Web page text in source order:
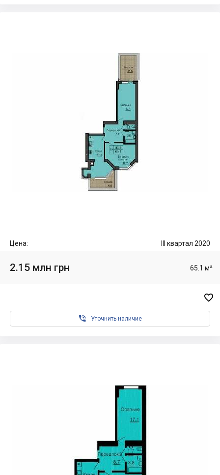
Цена: III квартал 2020
2.15 млн грн 65.1 м²

 Уточнить наличие